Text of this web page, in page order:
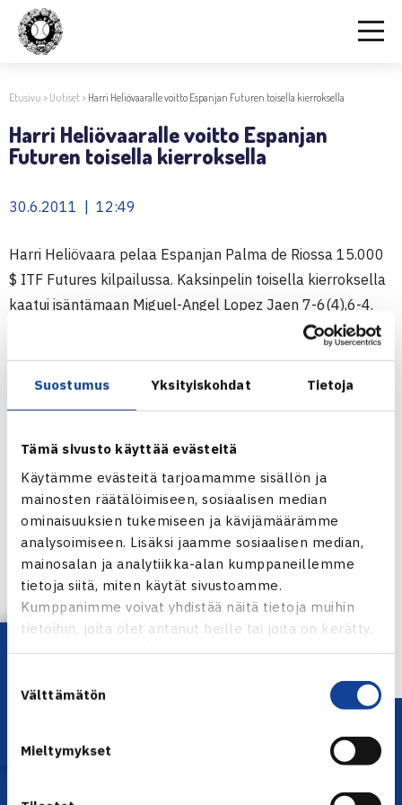
Suostumus Yksityiskohdat Tietoja
Tämä sivusto käyttää evästeitä
Käytämme evästeitä tarjoamamme sisällön ja
mainosten räätälöimiseen, sosiaalisen median
ominaisuuksien tukemiseen ja kävijämäärämme
analysoimiseen. Lisäksi jaamme sosiaalisen median,
mainosalan ja analytiikka-alan kumppaneillemme
tietoja siitä, miten käytät sivustoamme.
Kumppanimme voivat yhdistää näitä tietoja muihin
tietoihin, joita olet antanut heille tai joita on kerätty,
kun olet käyttänyt heidän palvelujaan.
valinta
Välttämätön
Mieltymykset
Etusivu > Uutiset> Harri Heliövaaralle voitto Espanjan Futuren toisella kierroksella
Harri Heliövaaralle voitto Espanjan
Futuren toisella kierroksella
30.6.2011 | 12:49
Harri Heliövaara pelaa Espanjan Palma de Riossa 15.000
$ ITF Futures kilpailussa. Kaksinpelin toisella kierroksella
kaatui isäntämaan Miguel-Angel Lopez Jaen 7-6(4),6-4.
Puolivälierässä vastaan tulee voittaja ottelusta Inigo
luvuin 6-7(4),4-6. Aamuyöhön venynyt nelinpeli loppui
paikallista aikaa vasta klo 3.52.
Jaa:
← Edellinen
Seuraava uutinen: H.Pöllänen puolivälieriin
Lataa OmaTennis!